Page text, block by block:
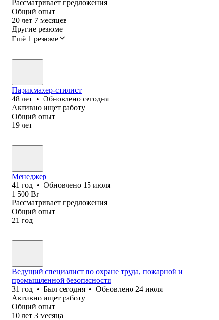
Рассматривает предложения
Общий опыт
20 лет 7 месяцев
Другие резюме
Ещё 1 резюме
Парикмахер-стилист
48 лет • Обновлено сегодня
Активно ищет работу
Общий опыт
19 лет
Менеджер
41 год • Обновлено 15 июля
1 500 Br
Рассматривает предложения
Общий опыт
21 год
Ведущий специалист по охране труда, пожарной и
промышленной безопасности
31 год • Был сегодня • Обновлено 24 июля
Активно ищет работу
Общий опыт
10 лет 3 месяца